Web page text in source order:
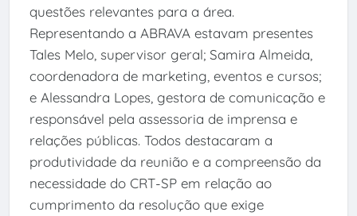
questões relevantes para a área.
Representando a ABRAVA estavam presentes
Tales Melo, supervisor geral; Samira Almeida,
coordenadora de marketing, eventos e cursos;
e Alessandra Lopes, gestora de comunicação e
responsável pela assessoria de imprensa e
relações públicas. Todos destacaram a
produtividade da reunião e a compreensão da
necessidade do CRT-SP em relação ao
cumprimento da resolução que exige